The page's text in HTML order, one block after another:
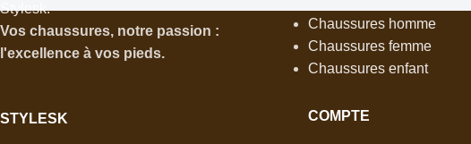
MARQUE Stylesk MARQUE Stylesk
Vos chaussures, notre passion :
l'excellence à vos pieds.
STYLESK
Chaussures homme
Chaussures femme
Chaussures enfant
COMPTE